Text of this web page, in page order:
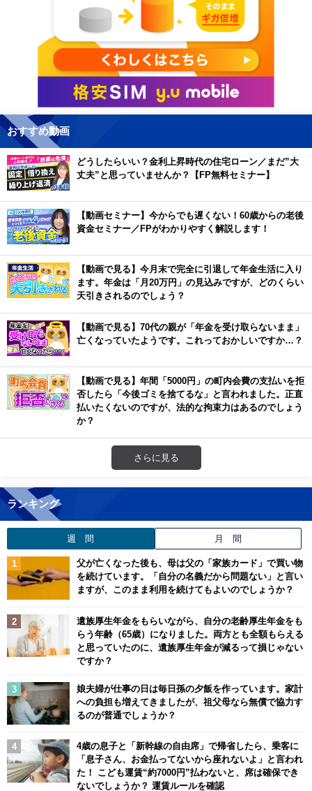
おすすめ動画
どうしたらいい？金利上昇時代の住宅ローン／まだ”大
丈夫”と思っていませんか？【FP無料セミナー】
【動画セミナー】今からでも遅くない！60歳からの老後
資金セミナー／FPがわかりやすく解説します！
【動画で見る】今月末で完全に引退して年金生活に入り
ます。年金は「月20万円」の見込みですが、どのくらい
天引きされるのでしょう？
【動画で見る】70代の親が「年金を受け取らないまま」
亡くなっていたようです。これっておかしいですか…？
【動画で見る】年間「5000円」の町内会費の支払いを拒
否したら「今後ゴミを捨てるな」と言われました。正直
払いたくないのですが、法的な拘束力はあるのでしょう
か？
さらに見る
ランキング
週 間 月 間
父が亡くなった後も、母は父の「家族カード」で買い物
を続けています。「自分の名義だから問題ない」と言い
ますが、このまま利用を続けてもよいのでしょうか？
遺族厚生年金をもらいながら、自分の老齢厚生年金をも
らう年齢（65歳）になりました。両方とも全額もらえる
と思っていたのに、遺族厚生年金が減るって損じゃない
ですか？
娘夫婦が仕事の日は毎日孫の夕飯を作っています。家計
への負担も増えてきましたが、祖父母なら無償で協力す
るのが普通でしょうか？
4歳の息子と「新幹線の自由席」で帰省したら、乗客に
「息子さん、お金払ってないから座れないよ」と言われ
た！ こども運賃“約7000円”払わないと、席は確保でき
ないでしょうか？ 運賃ルールを確認